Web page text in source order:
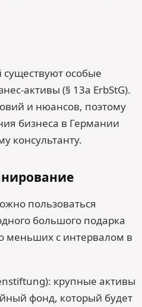
особые
активы (§ 13a ErbStG).
и нюансов, поэтому
бизнеса в Германии
консультанту.
пользоваться
большого подарка
меньших с интервалом в
крупные активы
фонд, который будет